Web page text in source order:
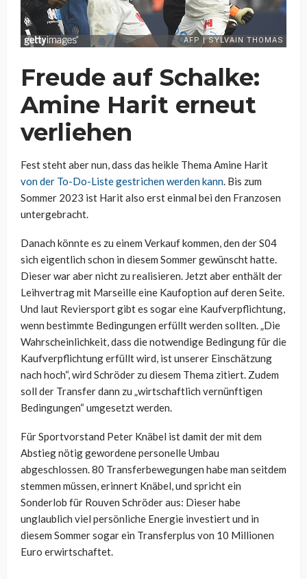
Freude auf Schalke:
Amine Harit erneut
verliehen
Fest steht aber nun, dass das heikle Thema Amine Harit
von der To-Do-Liste gestrichen werden kann. Bis zum
Sommer 2023 ist Harit also erst einmal bei den Franzosen
untergebracht.
Danach könnte es zu einem Verkauf kommen, den der S04
sich eigentlich schon in diesem Sommer gewünscht hatte.
Dieser war aber nicht zu realisieren. Jetzt aber enthält der
Leihvertrag mit Marseille eine Kaufoption auf deren Seite.
Und laut Reviersport gibt es sogar eine Kaufverpflichtung,
wenn bestimmte Bedingungen erfüllt werden sollten. „Die
Wahrscheinlichkeit, dass die notwendige Bedingung für die
Kaufverpflichtung erfüllt wird, ist unserer Einschätzung
nach hoch“, wird Schröder zu diesem Thema zitiert. Zudem
soll der Transfer dann zu „wirtschaftlich vernünftigen
Bedingungen“ umgesetzt werden.
Für Sportvorstand Peter Knäbel ist damit der mit dem
Abstieg nötig gewordene personelle Umbau
abgeschlossen. 80 Transferbewegungen habe man seitdem
stemmen müssen, erinnert Knäbel, und spricht ein
Sonderlob für Rouven Schröder aus: Dieser habe
unglaublich viel persönliche Energie investiert und in
diesem Sommer sogar ein Transferplus von 10 Millionen
Euro erwirtschaftet.